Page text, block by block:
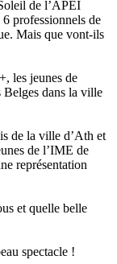
de l’APEI
professionnels de
Mais que vont-ils
les jeunes de
Belges dans la ville
de la ville d’Ath et
de l’IME de
représentation
et quelle belle
spectacle !